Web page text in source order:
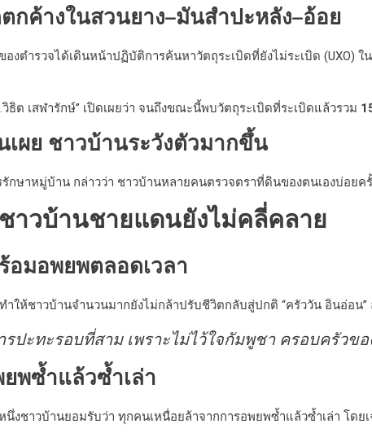
กค้างในสวนยาง–มันสำปะหลัง–อ้อย
องตำรวจได้เดินหน้าปฏิบัติการค้นหาวัตถุระเบิดที่ยังไม่ระเบิด
ธิต เสฬารักษ์” เปิดเผยว่า จนถึงขณะนี้พบวัตถุระเบิดที่ระเบิดแล้วรวม
ผย ชาวบ้านระวังตัวมากขึ้น
รักษาหมู่บ้าน กล่าวว่า ชาวบ้านหลายคนตรวจตราที่ดินของตนเองบ่อย
าวบ้านชายแดนยังไม่คลี่คลาย
อมอพยพตลอดเวลา
ให้ชาวบ้านจำนวนมากยังไม่กล้าปรับชีวิตกลับสู่ปกติ “ครัววัน อินอ่อน
รปะทะรอบที่สาม เพราะไม่ไว้ใจกัมพูชา ครอบครัวข
ยพซ้ำแล้วซ้ำเล่า
นึ่งชาวบ้านยอมรับว่า ทุกคนเหนื่อยล้าจากการอพยพซ้ำแล้วซ้ำเล่า โด